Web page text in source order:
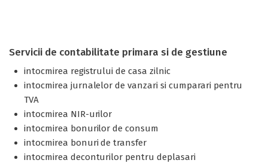
Servicii de contabilitate primara si de gestiune
intocmirea registrului de casa zilnic
intocmirea jurnalelor de vanzari si cumparari pentru
TVA
intocmirea NIR-urilor
intocmirea bonurilor de consum
intocmirea bonuri de transfer
intocmirea deconturilor pentru deplasari